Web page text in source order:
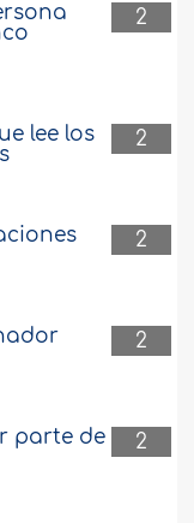
2
2
lee los
2
2
2
parte de